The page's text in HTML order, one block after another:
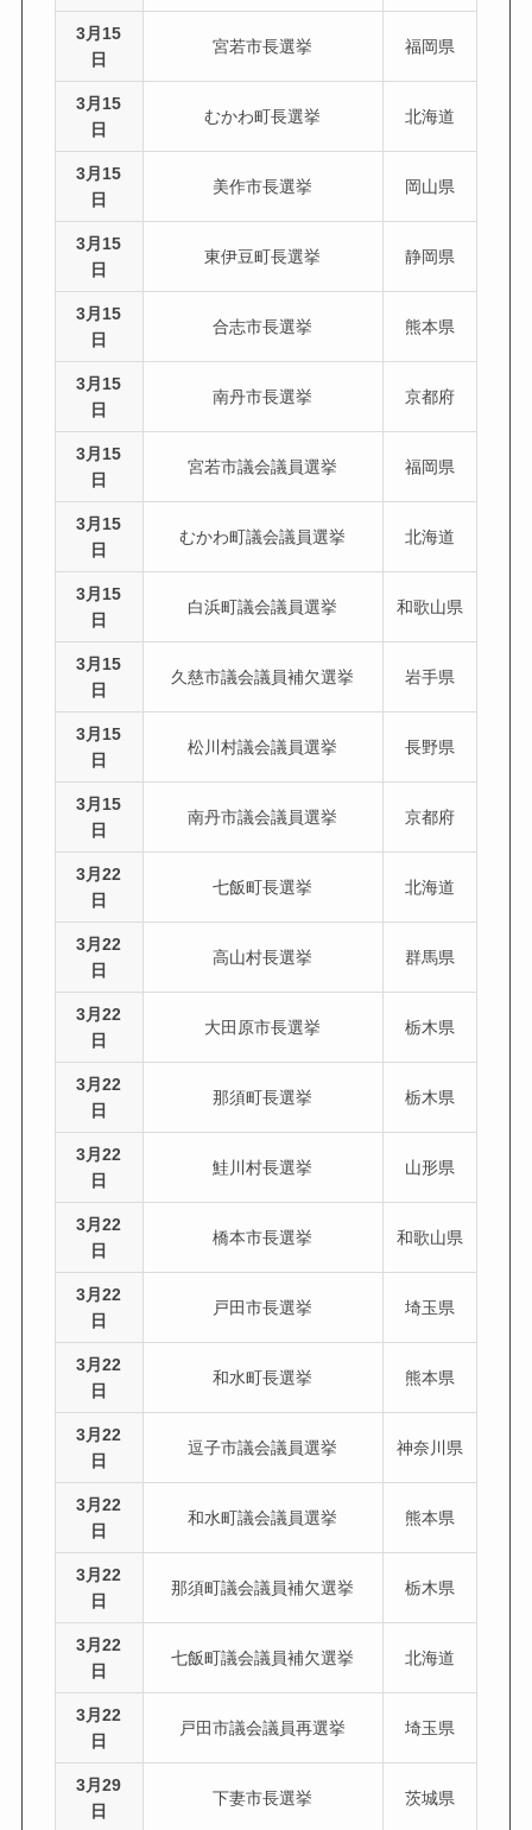
3月15
日
宮若市長選挙 福岡県
3月15
日
むかわ町長選挙 北海道
3月15
日
美作市長選挙 岡山県
3月15
日
東伊豆町長選挙 静岡県
3月15
日
合志市長選挙 熊本県
3月15
日
南丹市長選挙 京都府
3月15
日
宮若市議会議員選挙 福岡県
3月15
日
むかわ町議会議員選挙 北海道
3月15
日
白浜町議会議員選挙 和歌山県
3月15
日
久慈市議会議員補欠選挙 岩手県
3月15
日
松川村議会議員選挙 長野県
3月15
日
南丹市議会議員選挙 京都府
3月22
日
七飯町長選挙 北海道
3月22
日
高山村長選挙 群馬県
3月22
日
大田原市長選挙 栃木県
3月22
日
那須町長選挙 栃木県
3月22
日
鮭川村長選挙 山形県
3月22
日
橋本市長選挙 和歌山県
3月22
日
戸田市長選挙 埼玉県
3月22
日
和水町長選挙 熊本県
3月22
日
逗子市議会議員選挙 神奈川県
3月22
日
和水町議会議員選挙 熊本県
3月22
日
那須町議会議員補欠選挙 栃木県
3月22
日
七飯町議会議員補欠選挙 北海道
3月22
日
戸田市議会議員再選挙 埼玉県
3月29
日
下妻市長選挙 茨城県